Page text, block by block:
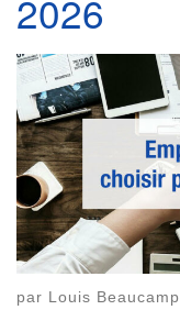
2026
par Louis Beaucamp